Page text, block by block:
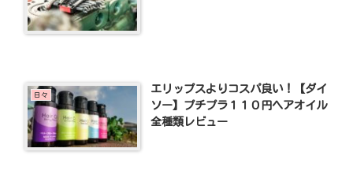
日々
エリップスよりコスパ良い！【ダイ
ソー】プチプラ１１０円ヘアオイル
全種類レビュー